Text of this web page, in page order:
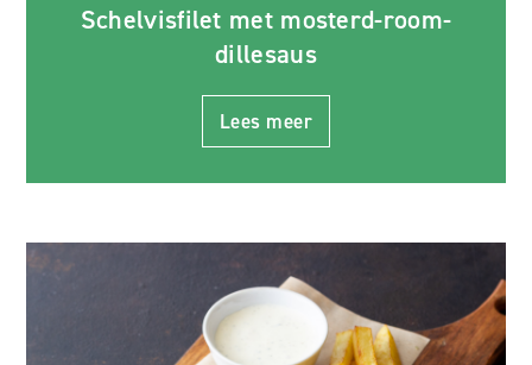
Schelvisfilet met mosterd-room-
dillesaus
Lees meer